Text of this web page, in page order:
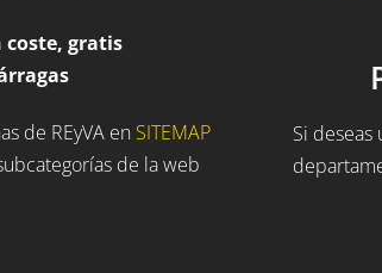
coste, gratis
de REyVA en SITEMAP
de la web
Si